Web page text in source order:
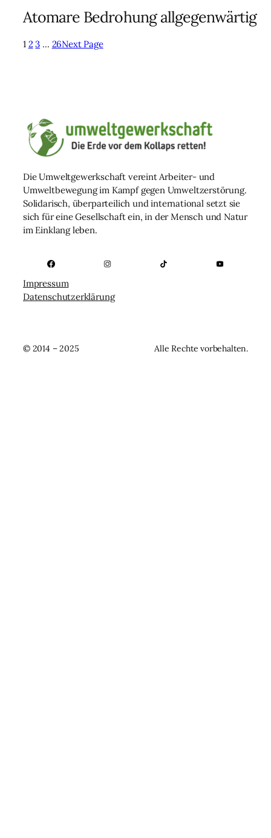
Atomare Bedrohung allgegenwärtig
1 2 3 … 26Next Page
Die Umweltgewerkschaft vereint Arbeiter- und
Umweltbewegung im Kampf gegen Umweltzerstörung.
Solidarisch, überparteilich und international setzt sie
sich für eine Gesellschaft ein, in der Mensch und Natur
im Einklang leben.
Impressum
Datenschutzerklärung
© 2014 – 2025 Alle Rechte vorbehalten.